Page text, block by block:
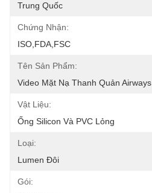
Trung Quốc
Chứng Nhận:
ISO,FDA,FSC
Tên Sản Phẩm:
Video Mặt Nạ Thanh Quản Airways
Vật Liệu:
Ống Silicon Và PVC Lỏng
Loại:
Lumen Đôi
Gói: